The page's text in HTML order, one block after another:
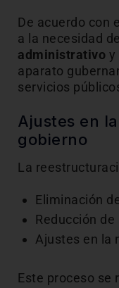
De acuerdo con
a la necesidad de
administrativo y
aparato
servicios
Ajustes en
gobierno
La
Eliminación
Reducción
Ajustes en la
Este proceso se